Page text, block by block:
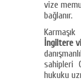
vize
bağlanır.
İngiltere
sahipleri
hukuku